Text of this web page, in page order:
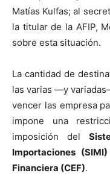
Matías Kulfas; al
la titular de la AFIP,
sobre esta situación.
La cantidad de
las varias —y
vencer las empresa
impone una
imposición del
Importaciones (SIMI)
Financiera (CEF).